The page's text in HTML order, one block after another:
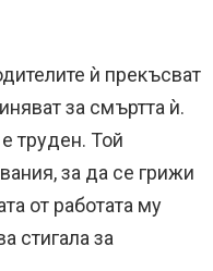
ѝ прекъсват
за смъртта ѝ.
труден. Той
за да се грижи
от работата му
стигала за